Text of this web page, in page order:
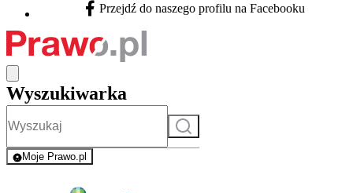
Facebook - otwiera się w nowej karcie
Przejdź do naszego profilu na Facebooku
Wyszukiwarka
Szukaj
Moje Prawo.pl
- rejestracja i logowanie do serwisu